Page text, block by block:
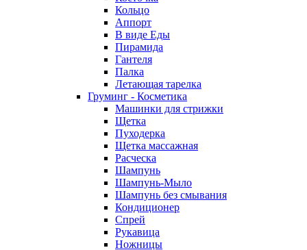
Кольцо
Аппорт
В виде Еды
Пирамида
Гантеля
Палка
Летающая тарелка
Груминг - Косметика
Машинки для стрижки
Щетка
Пуходерка
Щетка массажная
Расческа
Шампунь
Шампунь-Мыло
Шампунь без cмывания
Кондиционер
Спрей
Рукавица
Ножницы